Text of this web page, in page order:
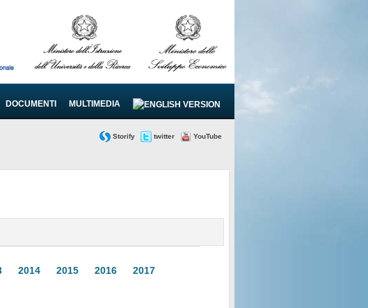
DOCUMENTI MULTIMEDIA
Storify twitter YouTube
2014 2015 2016 2017